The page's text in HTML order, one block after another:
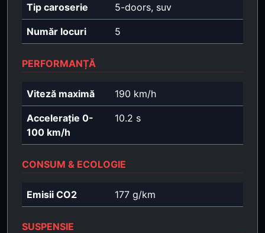
Tip caroserie 5-doors, suv
Număr locuri 5
PERFORMANȚĂ
Viteză maximă 190 km/h
Accelerație 0-
100 km/h
10.2 s
CONSUM & ECOLOGIE
Emisii CO2 177 g/km
SUSPENSIE